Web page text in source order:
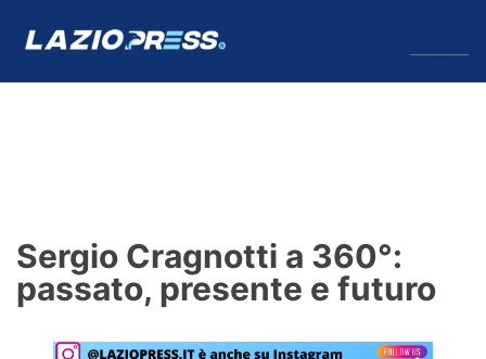
Formello
Sergio Cragnotti a 360°:
passato, presente e futuro